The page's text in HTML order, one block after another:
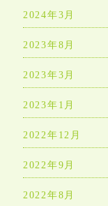
2024年3月
2023年8月
2023年3月
2023年1月
2022年12月
2022年9月
2022年8月